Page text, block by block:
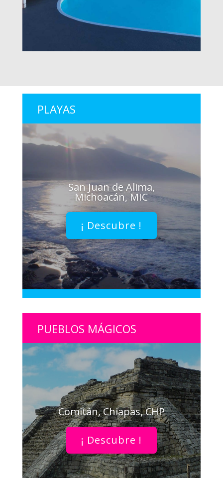
PLAYAS
San Juan de Alima,
Michoacán, MIC
¡ Descubre !
PUEBLOS MÁGICOS
Comitán, Chiapas, CHP
¡ Descubre !